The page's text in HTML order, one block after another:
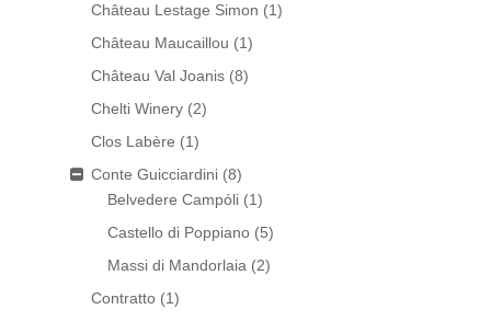
Château Lestage Simon (1)
Château Maucaillou (1)
Château Val Joanis (8)
Chelti Winery (2)
Clos Labère (1)
Conte Guicciardini (8)
Belvedere Campóli (1)
Castello di Poppiano (5)
Massi di Mandorlaia (2)
Contratto (1)